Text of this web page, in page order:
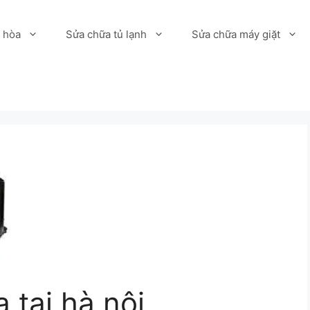
hòa Sửa chữa tủ lạnh Sửa chữa máy giặt
tại hà nội